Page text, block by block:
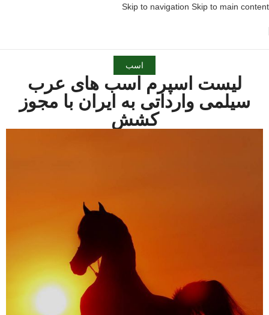
Skip to navigation Skip to main content
اسب
لیست اسپرم اسب های عرب
سیلمی وارداتی به ایران با مجوز
کشش